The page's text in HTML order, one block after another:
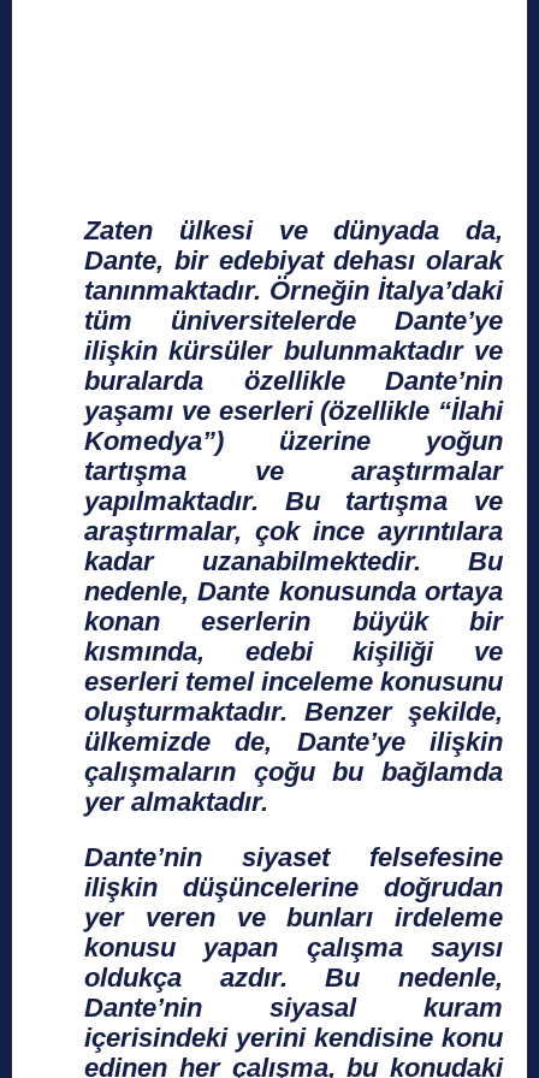
Zaten ülkesi ve dünyada da,
Dante, bir edebiyat dehası olarak
tanınmaktadır. Örneğin İtalya’daki
tüm üniversitelerde Dante’ye
ilişkin kürsüler bulunmaktadır ve
buralarda özellikle Dante’nin
yaşamı ve eserleri (özellikle “İlahi
Komedya”) üzerine yoğun
tartışma ve araştırmalar
yapılmaktadır. Bu tartışma ve
araştırmalar, çok ince ayrıntılara
kadar uzanabilmektedir. Bu
nedenle, Dante konusunda ortaya
konan eserlerin büyük bir
kısmında, edebi kişiliği ve
eserleri temel inceleme konusunu
oluşturmaktadır. Benzer şekilde,
ülkemizde de, Dante’ye ilişkin
çalışmaların çoğu bu bağlamda
yer almaktadır.
Dante’nin siyaset felsefesine
ilişkin düşüncelerine doğrudan
yer veren ve bunları irdeleme
konusu yapan çalışma sayısı
oldukça azdır. Bu nedenle,
Dante’nin siyasal kuram
içerisindeki yerini kendisine konu
edinen her çalışma, bu konudaki